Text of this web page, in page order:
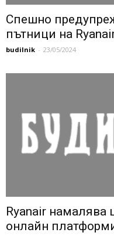
Спешно
пътници на
budilnik - 23/05/2024
Ryanair намалява
онлайн